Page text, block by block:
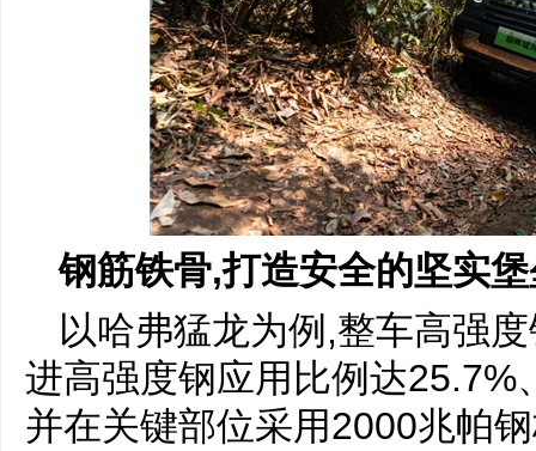
钢筋铁骨,打造安全的坚实
以哈弗猛龙为例,整车高强
进高强度钢应用比例达25.7%
并在关键部位采用2000兆帕